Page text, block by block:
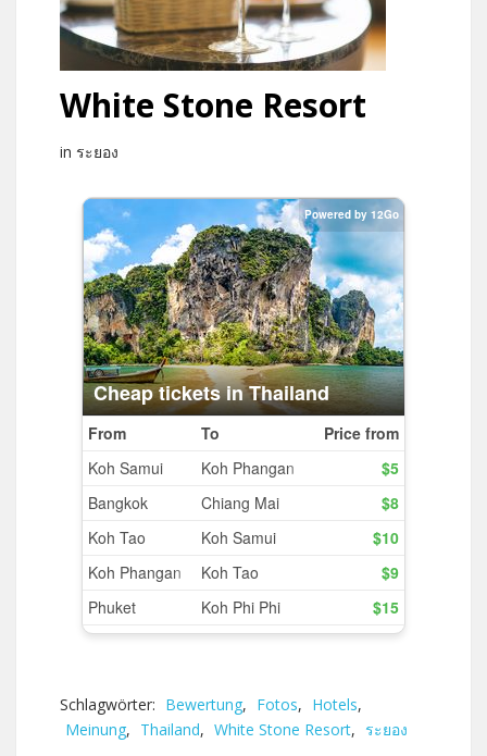
White Stone Resort
in ระยอง
Schlagwörter: Bewertung, Fotos, Hotels,
Meinung, Thailand, White Stone Resort, ระยอง